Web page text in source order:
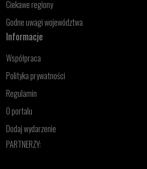
Ciekawe regiony
Godne uwagi województwa
Informacje
Współpraca
Polityka prywatności
Regulamin
O portalu
Dodaj wydarzenie
PARTNERZY: